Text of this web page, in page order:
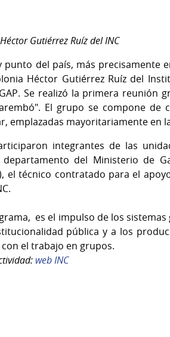
Gutiérrez Ruíz del INC
punto del país, más precisamente
Héctor Gutiérrez Ruíz del
Se realizó la primera reunión
El grupo se compone de
emplazadas mayoritariamente en
integrantes de las
del Ministerio de
el técnico contratado para el
es el impulso de los
pública y a los
el trabajo en grupos.
web INC